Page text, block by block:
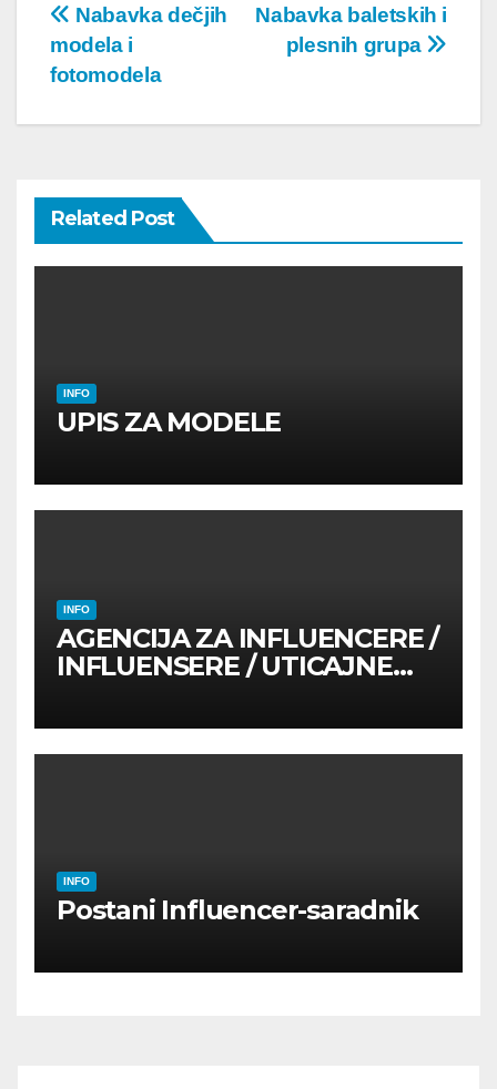
Post
navigation
Nabavka baletskih i
plesnih grupa
Nabavka dečjih
modela i
fotomodela
Related Post
INFO
UPIS ZA MODELE
INFO
AGENCIJA ZA INFLUENCERE /
INFLUENSERE / UTICAJNE
INFO
Postani Influencer-saradnik